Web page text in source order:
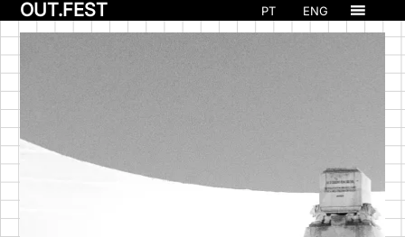
OUT.FEST PT ENG